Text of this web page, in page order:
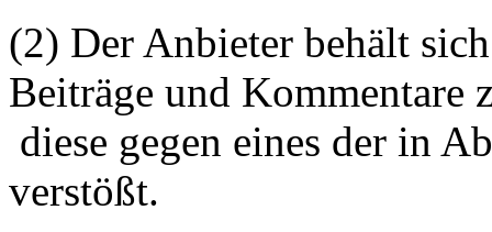
(2) Der Anbieter behält
Beiträge und Kommentare
diese gegen eines der in
verstößt.